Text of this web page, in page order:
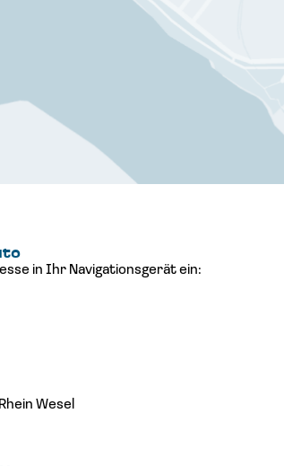
in Ihr Navigationsgerät ein:
Wesel